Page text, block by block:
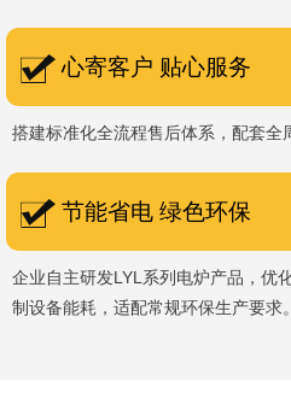
心寄客户 贴心服务
搭建标准化全流程售后体系，配套全
节能省电 绿色环保
企业自主研发LYL系列电炉产品，优
制设备能耗，适配常规环保生产要求。